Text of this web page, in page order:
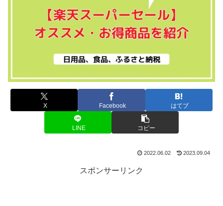
X Facebook はてブ
LINE コピー
2022.06.02 2023.09.04
スポンサーリンク